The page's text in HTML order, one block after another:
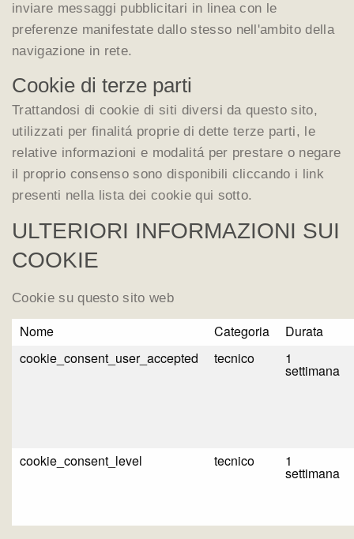
inviare messaggi pubblicitari in linea con le
preferenze manifestate dallo stesso nell'ambito della
navigazione in rete.
Cookie di terze parti
Trattandosi di cookie di siti diversi da questo sito,
utilizzati per finalitá proprie di dette terze parti, le
relative informazioni e modalitá per prestare o negare
il proprio consenso sono disponibili cliccando i link
presenti nella lista dei cookie qui sotto.
ULTERIORI INFORMAZIONI SUI
COOKIE
Cookie su questo sito web
Nome Categoria
Durata
cookie_consent_user_accepted
tecnico 1
settimana
cookie_consent_level tecnico 1
settimana